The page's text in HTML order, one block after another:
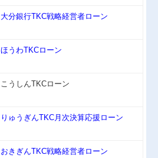
大分銀行TKC戦略経営者ローン
ほうわTKCローン
こうしんTKCローン
りゅうぎんTKC月次決算応援ローン
おきぎんTKC戦略経営者ローン